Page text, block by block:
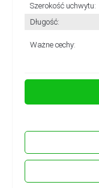
Szerokość uchwytu:
Długość:
Ważne cechy: